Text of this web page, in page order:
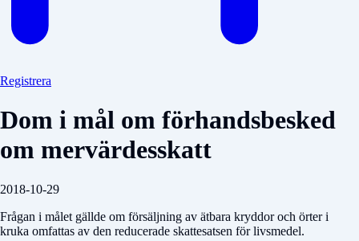
Registrera
Dom i mål om förhandsbesked
om mervärdesskatt
2018-10-29
Frågan i målet gällde om försäljning av ätbara kryddor och örter i
kruka omfattas av den reducerade skattesatsen för livsmedel.